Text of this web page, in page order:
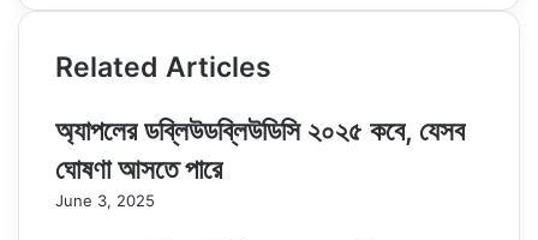
Related Articles
অ্যাপলের ডব্লিউডব্লিউডিসি ২০২৫ কবে, যেসব
ঘোষণা আসতে পারে
June 3, 2025